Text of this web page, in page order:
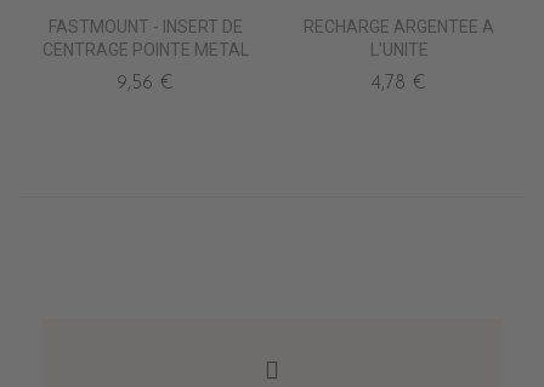
FASTMOUNT - INSERT DE
CENTRAGE POINTE METAL
9,56 €
RECHARGE ARGENTEE A
L'UNITE
4,78 €